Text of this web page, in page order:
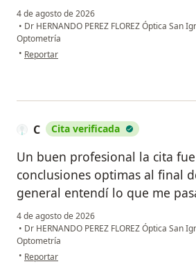
4 de agosto de 2026
• Dr HERNANDO PEREZ FLOREZ Óptica San
Optometría
• en opinión del usuario Salomé paez
Reportar
C Cita verificada
Un buen profesional la cita
conclusiones optimas al final
general entendí lo que me
4 de agosto de 2026
• Dr HERNANDO PEREZ FLOREZ Óptica San
Optometría
• en opinión del usuario C
Reportar